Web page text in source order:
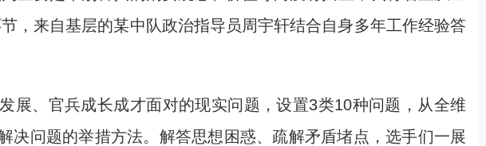
，来自基层的某中队政治指导员周宇轩结合自身多年工作经验答
、官兵成长成才面对的现实问题，设置3类10种问题，从全维
决问题的举措方法。解答思想困惑、疏解矛盾堵点，选手们一展